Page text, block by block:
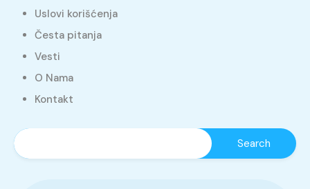
Uslovi korišćenja
Česta pitanja
Vesti
O Nama
Kontakt